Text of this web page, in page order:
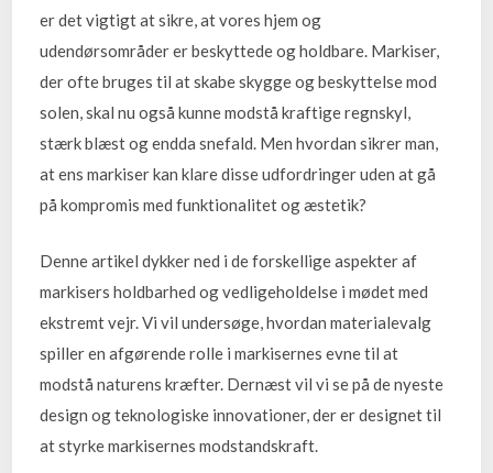
er det vigtigt at sikre, at vores hjem og
udendørsområder er beskyttede og holdbare. Markiser,
der ofte bruges til at skabe skygge og beskyttelse mod
solen, skal nu også kunne modstå kraftige regnskyl,
stærk blæst og endda snefald. Men hvordan sikrer man,
at ens markiser kan klare disse udfordringer uden at gå
på kompromis med funktionalitet og æstetik?
Denne artikel dykker ned i de forskellige aspekter af
markisers holdbarhed og vedligeholdelse i mødet med
ekstremt vejr. Vi vil undersøge, hvordan materialevalg
spiller en afgørende rolle i markisernes evne til at
modstå naturens kræfter. Dernæst vil vi se på de nyeste
design og teknologiske innovationer, der er designet til
at styrke markisernes modstandskraft.